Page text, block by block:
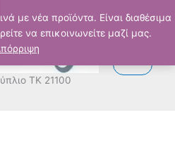
με νέα προϊόντα. Είναι διαθέσιμα
να επικοινωνείτε μαζί μας.
ΤΚ 21100